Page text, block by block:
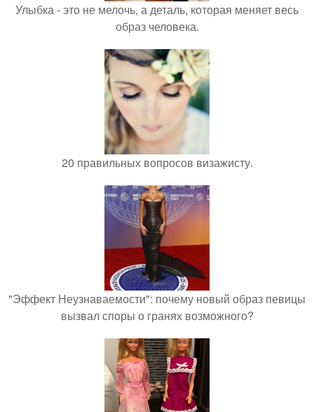
Улыбка - это не мелочь, а деталь, которая меняет весь
образ человека.
20 правильных вопросов визажисту.
"Эффект Неузнаваемости": почему новый образ певицы
вызвал споры о гранях возможного?